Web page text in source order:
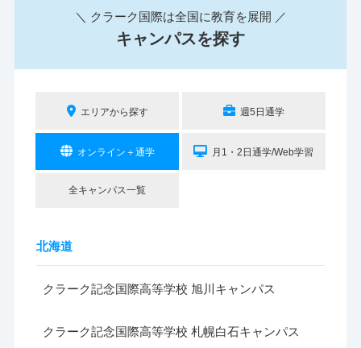
＼ クラーク国際は全国に教育を展開 ／
キャンパスを探す
エリアから探す 週5日通学
オンライン＋通学 月1・2日通学/Web学習
全キャンパス一覧
北海道
クラーク記念国際高等学校 旭川キャンパス
クラーク記念国際高等学校 札幌白石キャンパス